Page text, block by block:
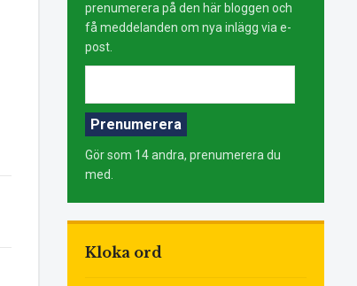
prenumerera på den här bloggen och
få meddelanden om nya inlägg via e-
post.
Prenumerera
Gör som 14 andra, prenumerera du
med.
Kloka ord